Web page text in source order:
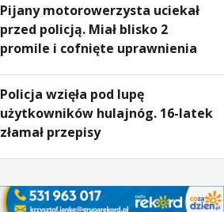
Pijany motorowerzysta uciekał
przed policją. Miał blisko 2
promile i cofnięte uprawnienia
Policja wzięła pod lupę
użytkowników hulajnóg. 16-latek
złamał przepisy